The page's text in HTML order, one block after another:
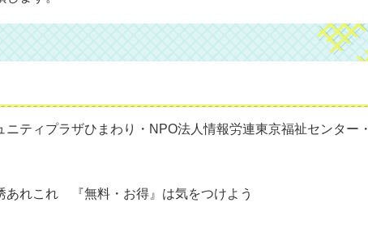
ティプラザひまわり・NPO法人情報労連東京福祉センター・
あれこれ 『無料・お得』は気をつけよう